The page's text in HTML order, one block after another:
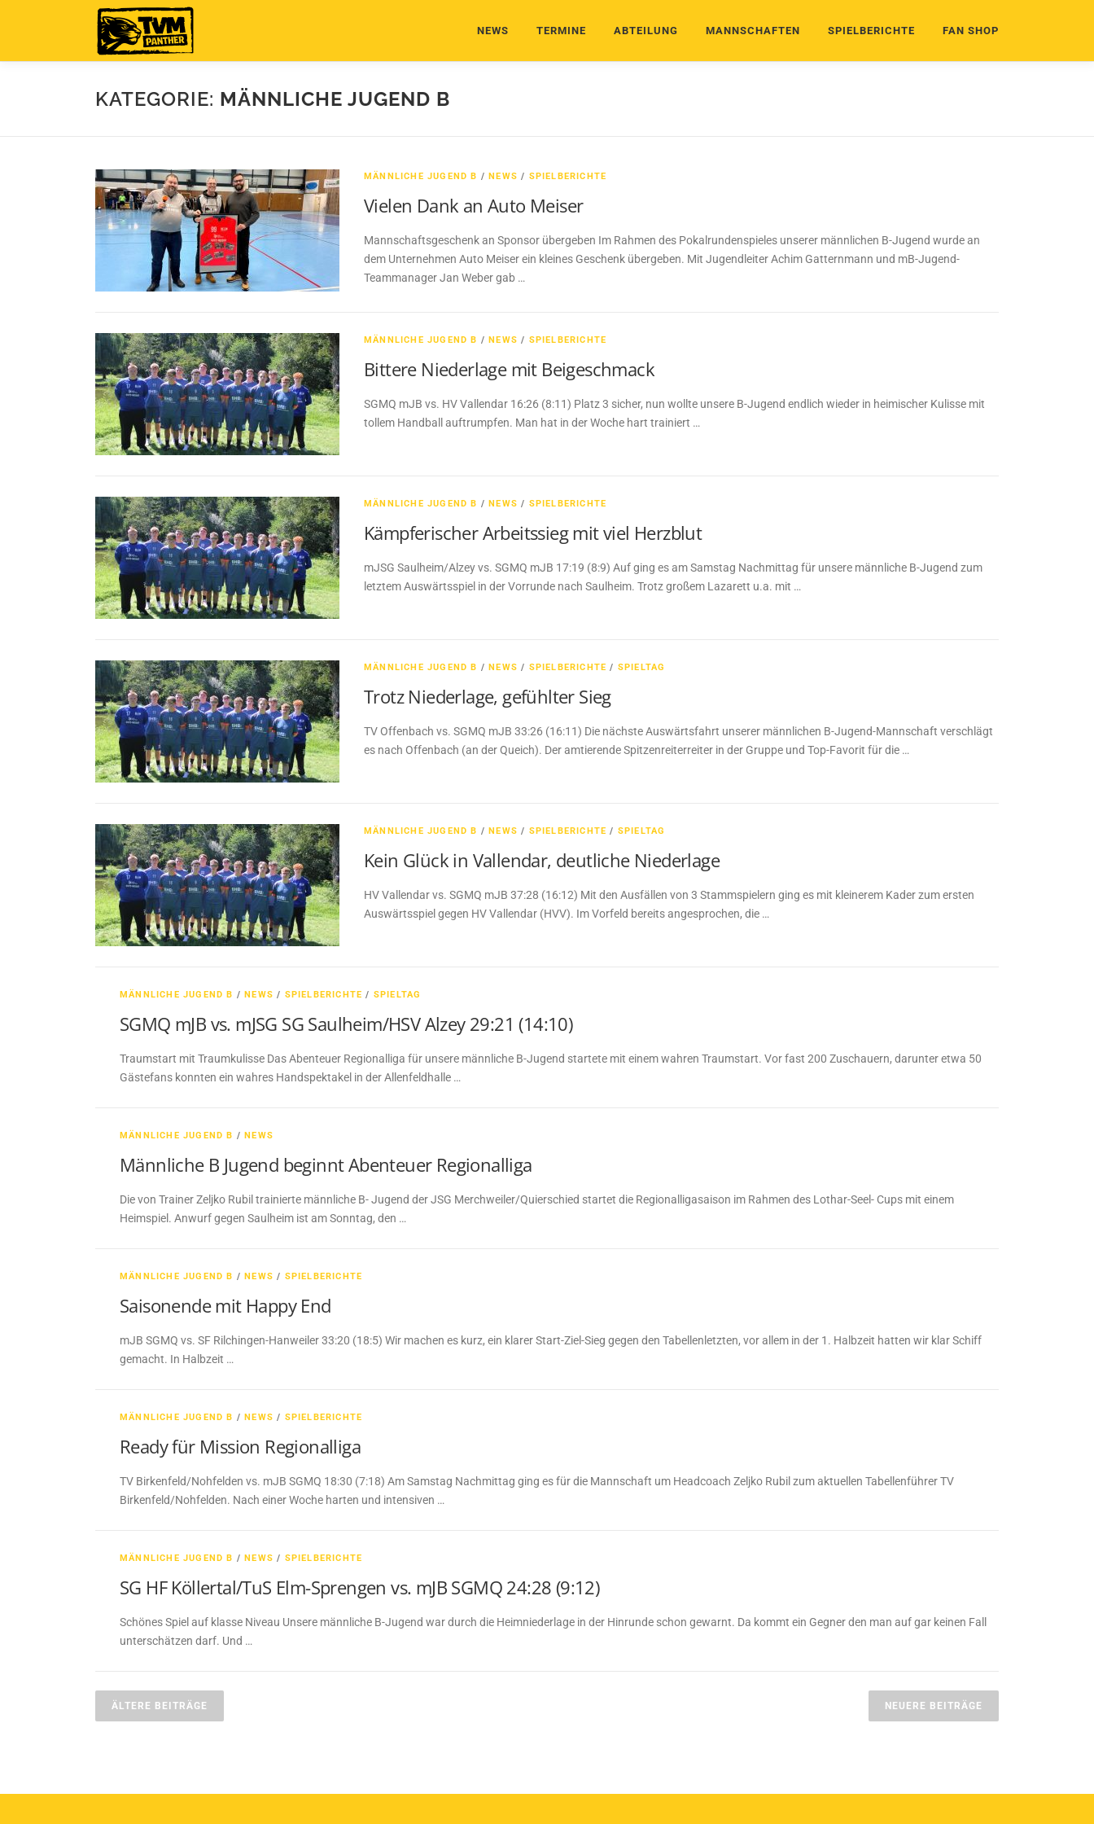
NEWS TERMINE ABTEILUNG MANNSCHAFTEN SPIELBERICHTE FAN SHOP
KATEGORIE: MÄNNLICHE JUGEND B
MÄNNLICHE JUGEND B /NEWS / SPIELBERICHTE
Vielen Dank an Auto Meiser
Mannschaftsgeschenk an Sponsor übergeben Im Rahmen des Pokalrundenspieles unserer männlichen B-Jugend wurde an
dem Unternehmen Auto Meiser ein kleines Geschenk übergeben. Mit Jugendleiter Achim Gatternmann und mB-Jugend-
Teammanager Jan Weber gab …
MÄNNLICHE JUGEND B /NEWS / SPIELBERICHTE
Bittere Niederlage mit Beigeschmack
SGMQ mJB vs. HV Vallendar 16:26 (8:11) Platz 3 sicher, nun wollte unsere B-Jugend endlich wieder in heimischer Kulisse mit
tollem Handball auftrumpfen. Man hat in der Woche hart trainiert …
MÄNNLICHE JUGEND B /NEWS / SPIELBERICHTE
Kämpferischer Arbeitssieg mit viel Herzblut
mJSG Saulheim/Alzey vs. SGMQ mJB 17:19 (8:9) Auf ging es am Samstag Nachmittag für unsere männliche B-Jugend zum
letztem Auswärtsspiel in der Vorrunde nach Saulheim. Trotz großem Lazarett u.a. mit …
MÄNNLICHE JUGEND B /NEWS / SPIELBERICHTE / SPIELTAG
Trotz Niederlage, gefühlter Sieg
TV Offenbach vs. SGMQ mJB 33:26 (16:11) Die nächste Auswärtsfahrt unserer männlichen B-Jugend-Mannschaft verschlägt
es nach Offenbach (an der Queich). Der amtierende Spitzenreiterreiter in der Gruppe und Top-Favorit für die …
MÄNNLICHE JUGEND B /NEWS / SPIELBERICHTE / SPIELTAG
Kein Glück in Vallendar, deutliche Niederlage
HV Vallendar vs. SGMQ mJB 37:28 (16:12) Mit den Ausfällen von 3 Stammspielern ging es mit kleinerem Kader zum ersten
Auswärtsspiel gegen HV Vallendar (HVV). Im Vorfeld bereits angesprochen, die …
MÄNNLICHE JUGEND B /NEWS / SPIELBERICHTE / SPIELTAG
SGMQ mJB vs. mJSG SG Saulheim/HSV Alzey 29:21 (14:10)
Traumstart mit Traumkulisse Das Abenteuer Regionalliga für unsere männliche B-Jugend startete mit einem wahren Traumstart. Vor fast 200 Zuschauern, darunter etwa 50
Gästefans konnten ein wahres Handspektakel in der Allenfeldhalle …
MÄNNLICHE JUGEND B /NEWS
Männliche B Jugend beginnt Abenteuer Regionalliga
Die von Trainer Zeljko Rubil trainierte männliche B- Jugend der JSG Merchweiler/Quierschied startet die Regionalligasaison im Rahmen des Lothar-Seel- Cups mit einem
Heimspiel. Anwurf gegen Saulheim ist am Sonntag, den …
MÄNNLICHE JUGEND B /NEWS / SPIELBERICHTE
Saisonende mit Happy End
mJB SGMQ vs. SF Rilchingen-Hanweiler 33:20 (18:5) Wir machen es kurz, ein klarer Start-Ziel-Sieg gegen den Tabellenletzten, vor allem in der 1. Halbzeit hatten wir klar Schiff
gemacht. In Halbzeit …
MÄNNLICHE JUGEND B /NEWS / SPIELBERICHTE
Ready für Mission Regionalliga
TV Birkenfeld/Nohfelden vs. mJB SGMQ 18:30 (7:18) Am Samstag Nachmittag ging es für die Mannschaft um Headcoach Zeljko Rubil zum aktuellen Tabellenführer TV
Birkenfeld/Nohfelden. Nach einer Woche harten und intensiven …
MÄNNLICHE JUGEND B /NEWS / SPIELBERICHTE
SG HF Köllertal/TuS Elm-Sprengen vs. mJB SGMQ 24:28 (9:12)
Schönes Spiel auf klasse Niveau Unsere männliche B-Jugend war durch die Heimniederlage in der Hinrunde schon gewarnt. Da kommt ein Gegner den man auf gar keinen Fall
unterschätzen darf. Und …
B
eÄLTERE BEITRÄGE NEUERE BEITRÄGE